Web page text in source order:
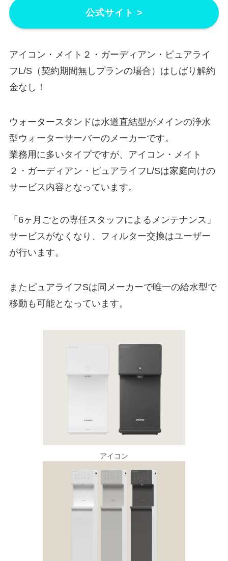
公式サイト >
アイコン・メイト２・ガーディアン・ピュアライ
フL/S（契約期間無しプランの場合）はしばり解約
金なし！
ウォータースタンドは水道直結型がメインの浄水
型ウォーターサーバーのメーカーです。
業務用に多いタイプですが、アイコン・メイト
２・ガーディアン・ピュアライフL/Sは家庭向けの
サービス内容となっています。
「6ヶ月ごとの専任スタッフによるメンテナンス」
サービスがなくなり、フィルター交換はユーザー
が行います。
またピュアライフSは同メーカーで唯一の給水型で
移動も可能となっています。
アイコン